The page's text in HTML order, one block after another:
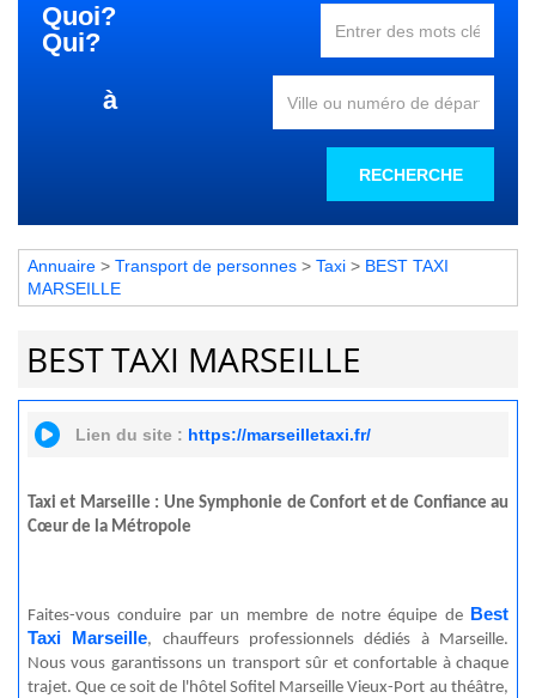
Quoi?
Qui?
à
RECHERCHE
Annuaire > Transport de personnes > Taxi > BEST TAXI
MARSEILLE
BEST TAXI MARSEILLE
Lien du site : https://marseilletaxi.fr/
Taxi et Marseille : Une Symphonie de Confort et de Confiance au
Cœur de la Métropole
Faites-vous conduire par un membre de notre équipe de Best
Taxi Marseille, chauffeurs professionnels dédiés à Marseille.
Nous vous garantissons un transport sûr et confortable à chaque
trajet. Que ce soit de l'hôtel Sofitel Marseille Vieux-Port au théâtre,